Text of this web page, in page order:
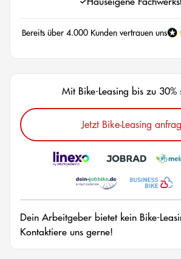
Bereits über 4.000 Kunden vertrauen uns
Mit Bike-Leasing bis zu 30%
Jetzt Bike-Leasing
Dein Arbeitgeber bietet kein Bike-
Kontaktiere uns gerne!